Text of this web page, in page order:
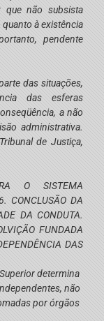
não subsista
à existência
pendente
das situações,
das esferas
a não
administrativa.
de Justiça,
O SISTEMA
CONCLUSÃO DA
DA CONDUTA.
FUNDADA
DAS
determina
não
por órgãos